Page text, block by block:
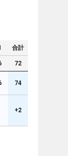
合計
72
74
+2